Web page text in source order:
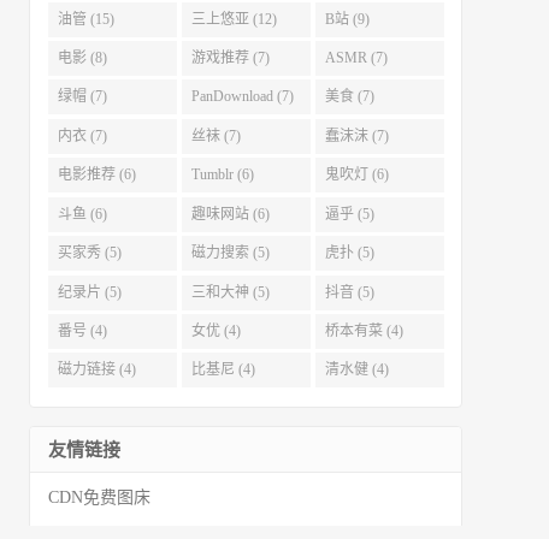
油管 (15) 三上悠亚 (12) B站 (9)
电影 (8) 游戏推荐 (7) ASMR (7)
绿帽 (7) PanDownload (7) 美食 (7)
内衣 (7) 丝袜 (7) 蠢沫沫 (7)
电影推荐 (6) Tumblr (6) 鬼吹灯 (6)
斗鱼 (6) 趣味网站 (6) 逼乎 (5)
买家秀 (5) 磁力搜索 (5) 虎扑 (5)
纪录片 (5) 三和大神 (5) 抖音 (5)
番号 (4) 女优 (4) 桥本有菜 (4)
磁力链接 (4) 比基尼 (4) 清水健 (4)
友情链接
CDN免费图床